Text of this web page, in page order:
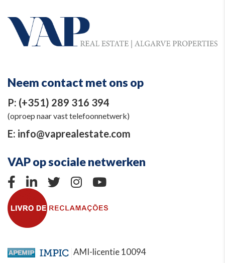
Neem contact met ons op
P: (+351) 289 316 394
(oproep naar vast telefoonnetwerk)
E: info@vaprealestate.com
VAP op sociale netwerken
AMI-licentie 10094